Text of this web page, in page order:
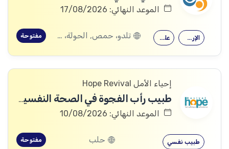
الموعد النهائي: 17/08/2026
علم النفس الإرشاد النفسي تلدو، حمص, الحولة، حمص مفتوحة
إحياء الأمل Hope Revival
طبيب رأب الفجوة في الصحة النفسية (mhGAP Doctor)
الموعد النهائي: 10/08/2026
طبيب نفسي حلب مفتوحة